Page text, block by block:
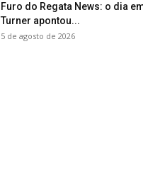
Furo do Regata News: o dia
Turner apontou...
5 de agosto de 2026